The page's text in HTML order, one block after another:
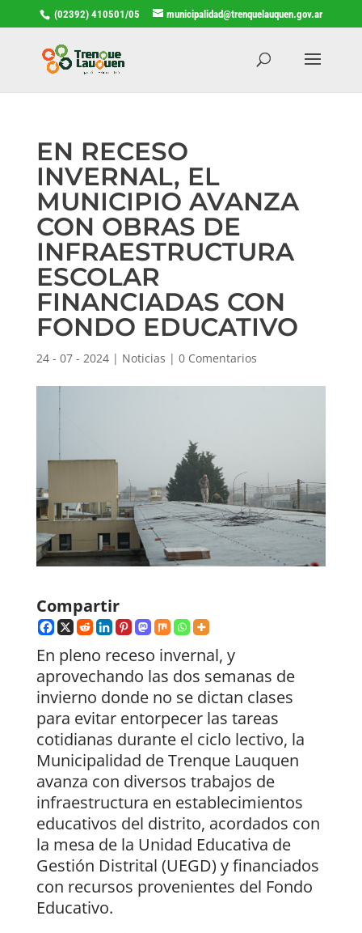
(02392) 410501/05 municipalidad@trenquelauquen.gov.ar
EN RECESO
INVERNAL, EL
MUNICIPIO AVANZA
CON OBRAS DE
INFRAESTRUCTURA
ESCOLAR
FINANCIADAS CON
FONDO EDUCATIVO
24 - 07 - 2024| Noticias | 0 Comentarios
Compartir
En pleno receso invernal, y
aprovechando las dos semanas de
invierno donde no se dictan clases
para evitar entorpecer las tareas
cotidianas durante el ciclo lectivo, la
Municipalidad de Trenque Lauquen
avanza con diversos trabajos de
infraestructura en establecimientos
educativos del distrito, acordados con
la mesa de la Unidad Educativa de
Gestión Distrital (UEGD) y financiados
con recursos provenientes del Fondo
Educativo.